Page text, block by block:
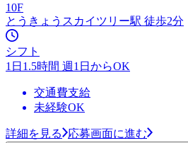
10F
とうきょうスカイツリー駅 徒歩2分
シフト
1日1.5時間 週1日からOK
交通費支給
未経験OK
詳細を見る 応募画面に進む